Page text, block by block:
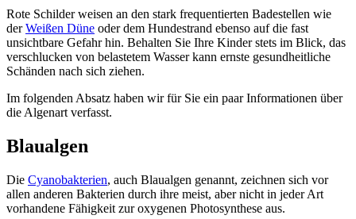
Rote Schilder weisen an den stark frequentierten Badestellen wie
derWeißen Düne oder dem Hundestrand ebenso auf die fast
unsichtbare Gefahr hin. Behalten Sie Ihre Kinder stets im Blick, das
verschlucken von belastetem Wasser kann ernste gesundheitliche
Schänden nach sich ziehen.
Im folgenden Absatz haben wir für Sie ein paar Informationen über
die Algenart verfasst.
Blaualgen
Die Cyanobakterien, auch Blaualgen genannt, zeichnen sich vor
allen anderen Bakterien durch ihre meist, aber nicht in jeder Art
vorhandene Fähigkeit zur oxygenen Photosynthese aus.